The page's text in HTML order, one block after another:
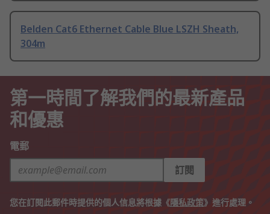
Belden Cat6 Ethernet Cable Blue LSZH Sheath,
304m
第一時間了解我們的最新產品
和優惠
電郵
訂閱
您在訂閱此郵件時提供的個人信息將根據《隱私政策》進行處理。